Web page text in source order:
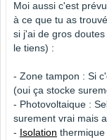
Moi aussi c'est
à ce que tu as
si j'ai de gros
le tiens) :
- Zone tampon : Si
(oui ça stocke
- Photovoltaique :
surement vrai mais
- Isolation